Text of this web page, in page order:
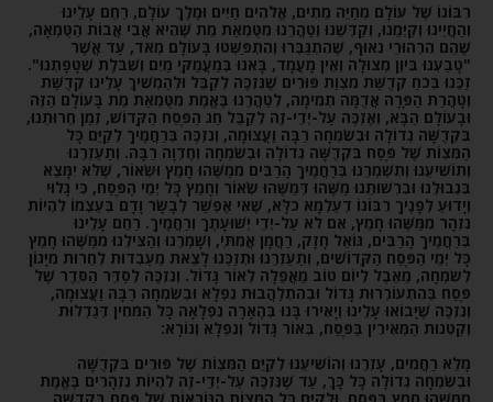
רִבּוֹנוֹ שֶׁל עוֹלָם מְחַיֵּה מֵתִים, אֱלֹהִים חַיִּים וּמֶלֶךְ עוֹלָם, רַחֵם עָלֵינוּ
וְהַחֲיֵינוּ וְקַיְּמֵנוּ, וְקַדְּשֵׁנוּ וְטַהֲרֵנוּ מִטֻּמְאַת מֵת שֶׁהִיא אֲבִי אֲבוֹת הַטֻּמְאָה,
שֶׁהֵם הִרְהוּרֵי נִאוּף, שֶׁהִתְגַּבְּרוּ וְהִתְפַּשְּׁטוּ בָּעוֹלָם מְאֹד, עַד אֲשֶׁר
"טָבַעְנוּ בִּיוֵן מְצוּלָה וְאֵין מָעֳמָד, בָּאנוּ בְּמַעֲמַקֵּי מַיִם וְשִׁבֹּלֶת שְׁטָפָתְנוּ".
זַכֵּנוּ בְּכֹחַ קְדֻשַּׁת מִצְוַת פּוּרִים שֶׁנִּזְכֶּה לְקַבֵּל וּלְהַמְשִׁיךְ עָלֵינוּ קְדֻשַּׁת
וְטָהֳרַת הַפָּרָה אֲדֻמָּה תְמִימָה, לְטַהֲרֵנוּ בֶּאֱמֶת מִטֻּמְאַת מֵת בָּעוֹלָם הַזֶּה
וּבָעוֹלָם הַבָּא, וְאֶזְכֶּה עַל-יְדֵי-זֶה לְקַבֵּל חַג הַפֶּסַח הַקָּדוֹשׁ, זְמַן חֵרוּתֵנוּ,
בִּקְדֻשָּׁה גְדוֹלָה וּבְשִׂמְחָה רַבָּה וַעֲצוּמָה, וְנִזְכֶּה בְּרַחֲמֶיךָ לְקַיֵּם כָּל
הַמִּצְוֹת שֶׁל פֶּסַח בִּקְדֻשָּׁה גְדוֹלָה וּבְשִׂמְחָה וְחֶדְוָה רַבָּה. וְתַעַזְרֵנוּ
וְתוֹשִׁיעֵנוּ וְתִשְׁמְרֵנוּ בְּרַחֲמֶיךָ הָרַבִּים מִמַשֶּׁהוּ חָמֵץ וּשְׂאוֹר, שֶׁלֹּא יִמָּצֵא
בִּגְבוּלֵנוּ וּבִרְשׁוּתֵנוּ מַשֶּׁהוּ דְּמַשֶּׁהוּ שְׂאוֹר וְחָמֵץ כָּל יְמֵי הַפֶּסַח, כִּי גָלוּי
וְיָדוּעַ לְפָנֶיךָ רִבּוֹנוֹ דְעַלְמָא כלָּא, שֶׁאִי אֶפְשַׁר לְבָשָׂר וָדָם בְּעַצְמוֹ לִהְיוֹת
נִזְהָר מִמַּשֶּׁהוּ חָמֵץ, אִם לֹא עַל-יְדֵי יְשׁוּעָתֶךָ וְרַחֲמֶיךָ. רַחֵם עָלֵינוּ
בְּרַחֲמֶיךָ הָרַבִּים, גּוֹאֵל חָזָק, רַחֲמָן אֲמִתִּי, וְשָׁמְרֵנוּ וְהַצִּילֵנוּ מִמַּשֶּׁהוּ חָמֵץ
כָּל יְמֵי הַפֶּסַח הַקְּדוֹשִׁים, וְתַעַזְרֵנוּ וּתְזַכֵּנוּ לָצֵאת מֵעַבְדוּת לְחֵרוּת מִיָּגוֹן
לְשִׂמְחָה, מֵאֵבֶל לְיוֹם טוֹב מֵאֲפֵלָה לְאוֹר גָּדוֹל. וְנִזְכֶּה לְסַדֵּר הַסֵּדֶר שֶׁל
פֶּסַח בְּהִתְעוֹרְרוּת גָּדוֹל וּבְהִתְלַהֲבוּת נִפְלָא וּבְשִׂמְחָה רַבָּה וַעֲצוּמָה,
וְנִזְכֶּה שֶׁיָּבוֹאוּ עָלֵינוּ וְיָאִירוּ בָּנוּ בְּהֶאָרָה נִפְלָאָה כָּל הַמֹּחִין דְּגַדְלוּת
וְקַטְנוּת הַמְּאִירִין בַּפֶּסַח, בְּאוֹר גָּדוֹל וְנִפְלָא וְנוֹרָא:
מָלֵא רַחֲמִים, עָזְרֵנוּ וְהוֹשִׁיעֵנוּ לְקַיֵּם הַמִּצְוֹת שֶׁל פּוּרִים בִּקְדֻשָּׁה
וּבְשִׂמְחָה גְדוֹלָה כָּל כָּךְ, עַד שֶׁנִּזְכֶּה עַל-יְדֵי-זֶה לִהְיוֹת נִזְהָרִים בֶּאֱמֶת